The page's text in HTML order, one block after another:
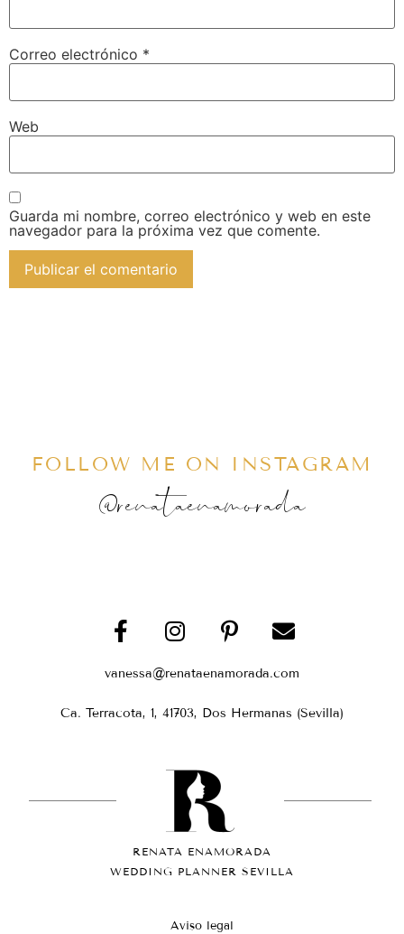
Correo electrónico *
Web
Guarda mi nombre, correo electrónico y web en este
navegador para la próxima vez que comente.
FOLLOW ME ON INSTAGRAM
@renataenamorada
vanessa@renataenamorada.com
Ca. Terracota, 1, 41703, Dos Hermanas (Sevilla)
RENATA ENAMORADA
WEDDING PLANNER SEVILLA
Aviso legal